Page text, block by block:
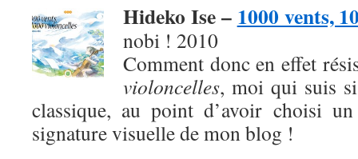
Hideko Ise – 1000 vents,
nobi ! 2010
Comment donc en effet
violoncelles, moi qui suis
classique, au point d’avoir choisi
signature visuelle de mon blog !